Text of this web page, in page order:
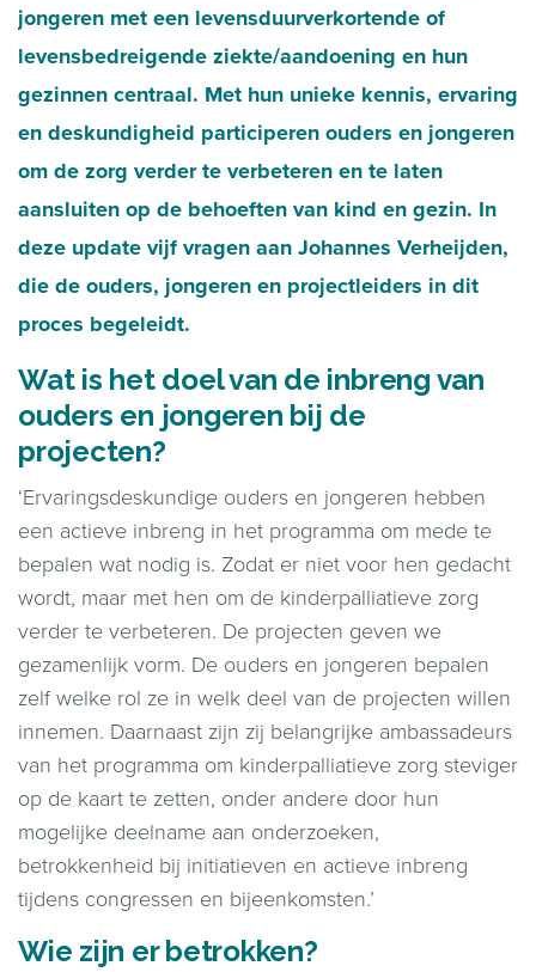
jongeren met een levensduurverkortende of
levensbedreigende ziekte/aandoening en hun
gezinnen centraal. Met hun unieke kennis, ervaring
en deskundigheid participeren ouders en jongeren
om de zorg verder te verbeteren en te laten
aansluiten op de behoeften van kind en gezin. In
deze update vijf vragen aan Johannes Verheijden,
die de ouders, jongeren en projectleiders in dit
proces begeleidt.
Wat is het doel van de inbreng van
ouders en jongeren bij de
projecten?
‘Ervaringsdeskundige ouders en jongeren hebben
een actieve inbreng in het programma om mede te
bepalen wat nodig is. Zodat er niet voor hen gedacht
wordt, maar met hen om de kinderpalliatieve zorg
verder te verbeteren. De projecten geven we
gezamenlijk vorm. De ouders en jongeren bepalen
zelf welke rol ze in welk deel van de projecten willen
innemen. Daarnaast zijn zij belangrijke ambassadeurs
van het programma om kinderpalliatieve zorg steviger
op de kaart te zetten, onder andere door hun
mogelijke deelname aan onderzoeken,
betrokkenheid bij initiatieven en actieve inbreng
tijdens congressen en bijeenkomsten.’
Wie zijn er betrokken?